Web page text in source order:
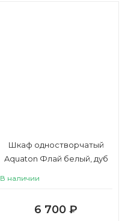
Шкаф одностворчатый
Aquaton Флай белый, дуб
В наличии
6 700 ₽